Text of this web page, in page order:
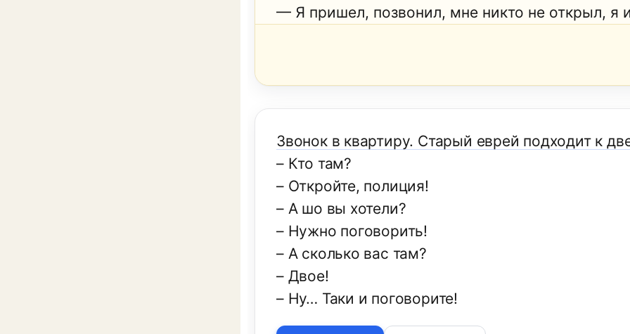
— Я пришел, позвонил, мне никто не открыл, я
Звонок в квартиру. Старый еврей подходит к
– Кто там?
– Откройте, полиция!
– А шо вы хотели?
– Нужно поговорить!
– А сколько вас там?
– Двое!
– Ну… Таки и поговорите!